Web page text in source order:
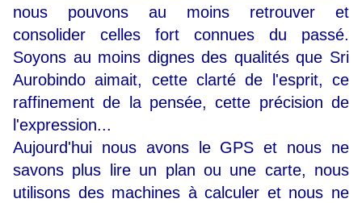
nous pouvons au moins retrouver et
consolider celles fort connues du passé.
Soyons au moins dignes des qualités que Sri
Aurobindo aimait, cette clarté de l'esprit, ce
raffinement de la pensée, cette précision de
l'expression...
Aujourd'hui nous avons le GPS et nous ne
savons plus lire un plan ou une carte, nous
utilisons des machines à calculer et nous ne